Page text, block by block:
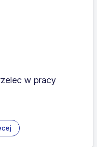
w pracy